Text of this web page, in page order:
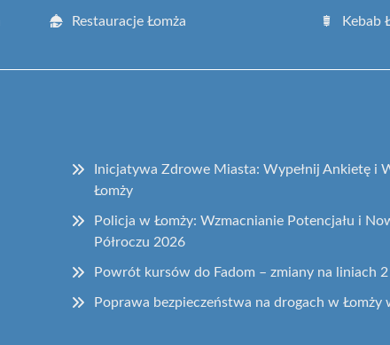
Restauracje Łomża Kebab
Inicjatywa Zdrowe Miasta: Wypełnij Ankietę i
Łomży
Policja w Łomży: Wzmacnianie Potencjału i
Półroczu 2026
Powrót kursów do Fadom – zmiany na liniach
Poprawa bezpieczeństwa na drogach w